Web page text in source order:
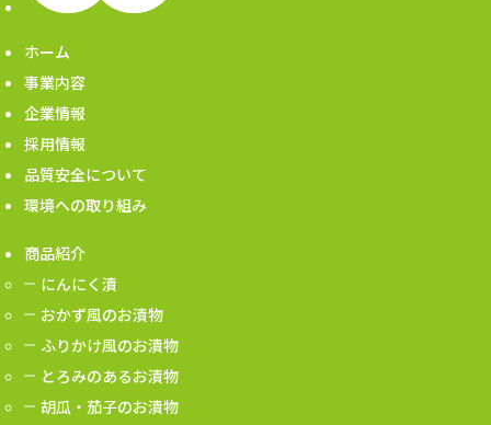
ホーム
事業内容
企業情報
採用情報
品質安全について
環境への取り組み
商品紹介
にんにく漬
おかず風のお漬物
ふりかけ風のお漬物
とろみのあるお漬物
胡瓜・茄子のお漬物